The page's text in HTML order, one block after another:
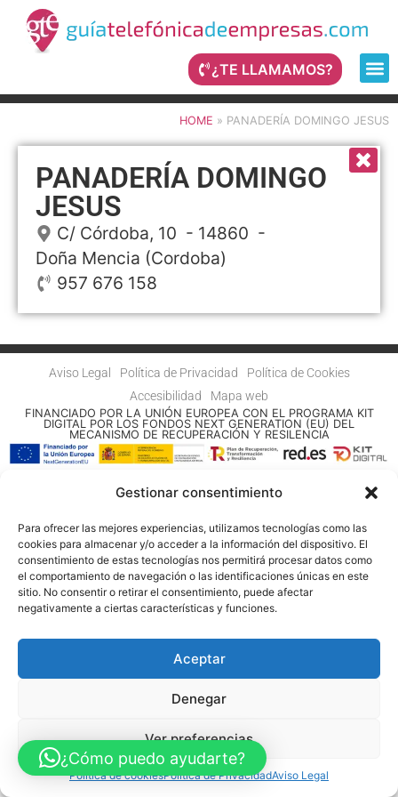
Gestionar consentimiento
Para ofrecer las mejores experiencias, utilizamos tecnologías como las
cookies para almacenar y/o acceder a la información del dispositivo. El
consentimiento de estas tecnologías nos permitirá procesar datos como
el comportamiento de navegación o las identificaciones únicas en este
sitio. No consentir o retirar el consentimiento, puede afectar
negativamente a ciertas características y funciones.
Aceptar
Denegar
Ver preferencias
Política de cookiesPolítica de PrivacidadAviso Legal
¿TE LLAMAMOS?
HOME » PANADERÍA DOMINGO JESUS
PANADERÍA DOMINGO
JESUS
C/ Córdoba, 10 - 14860 -
Doña Mencia (Cordoba)
957 676 158
Aviso Legal Política de Privacidad
Política de Cookies
Accesibilidad
Mapa web
FINANCIADO POR LA UNIÓN EUROPEA CON EL PROGRAMA KIT
DIGITAL POR LOS FONDOS NEXT GENERATION (EU) DEL
MECANISMO DE RECUPERACIÓN Y RESILENCIA
¿Cómo puedo ayudarte?